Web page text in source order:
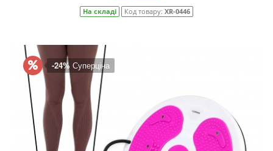
На складі Код товару: XR-0446
-24% Суперціна